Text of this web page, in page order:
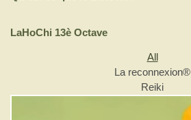
LaHoChi 13è Octave
All
La reconnexion®
Reiki